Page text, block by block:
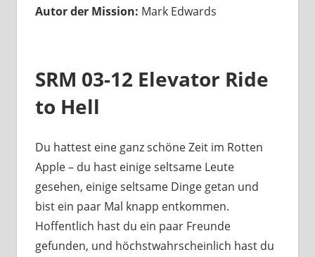
Autor der Mission: Mark Edwards
SRM 03-12 Elevator Ride
to Hell
Du hattest eine ganz schöne Zeit im Rotten
Apple – du hast einige seltsame Leute
gesehen, einige seltsame Dinge getan und
bist ein paar Mal knapp entkommen.
Hoffentlich hast du ein paar Freunde
gefunden, und höchstwahrscheinlich hast du